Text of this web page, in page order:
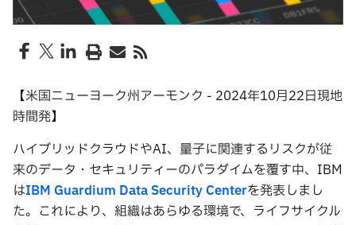
【米国ニューヨーク州アーモンク - 2024年10月22日現地
時間発】
ハイブリッドクラウドやAI、量子に関連するリスクが従
来のデータ・セキュリティーのパラダイムを覆す中、IBM
はIBM Guardium Data Security Centerを発表しまし
た。これにより、組織はあらゆる環境で、ライフサイクル